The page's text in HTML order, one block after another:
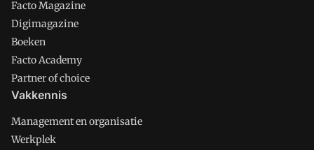
Facto Magazine
Digimagazine
Boeken
Facto Academy
Partner of choice
Vakkennis
Management en organisatie
Werkplek